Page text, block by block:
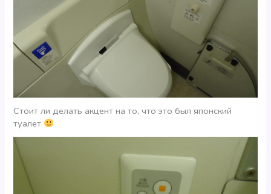
Стоит ли делать акцент на то, что это был японский
туалет